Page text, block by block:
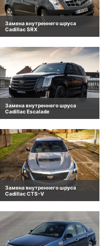
Замена внутреннего шруса
Cadillac SRX
Замена внутреннего шруса
Cadillac Escalade
Замена внутреннего шруса
Cadillac CTS-V